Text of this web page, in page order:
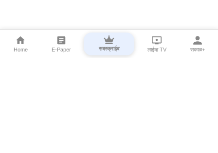
Home E-Paper सबस्क्राईब लाईव्ह TV सकाळ+